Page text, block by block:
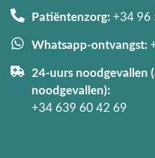
Patiëntenzorg: +34 96
Whatsapp-ontvangst:
24-uurs noodgevallen
noodgevallen):
+34 639 60 42 69